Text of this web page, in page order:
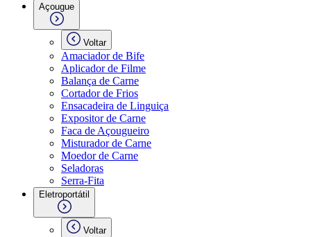
Açougue
Voltar
Amaciador de Bife
Aplicador de Filme
Balança de Carne
Cortador de Frios
Ensacadeira de Linguiça
Expositor de Carne
Faca de Açougueiro
Misturador de Carne
Moedor de Carne
Seladoras
Serra-Fita
Eletroportátil
Voltar